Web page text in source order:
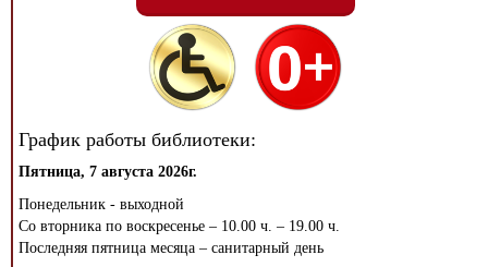
График работы библиотеки:
Пятница, 7 августа 2026г.
Понедельник - выходной
Со вторника по воскресенье – 10.00 ч. – 19.00 ч.
Последняя пятница месяца – санитарный день